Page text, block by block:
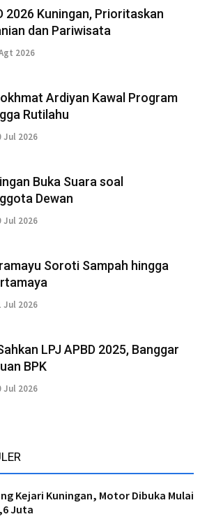
2026 Kuningan, Prioritaskan
dan Pariwisata
2026
Ardiyan Kawal Program
Rutilahu
Jul 2026
Buka Suara soal
Dewan
Jul 2026
Soroti Sampah hingga
Jul 2026
LPJ APBD 2025, Banggar
BPK
Jul 2026
Kejari Kuningan, Motor Dibuka Mulai
Juta